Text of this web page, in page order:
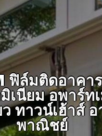
ฟิล์มติดอาคาร
เนียม อพาร์ท
ทาวน์เฮ้าส์
พาณิชย์